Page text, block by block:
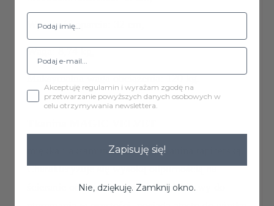
Wysokość oparcia: 32 cm,
Waga: 8,74 kg,
Maksymalna waga obciążenia: 120 kg.
miękka i aksamitna w dotyku tkaniną tapicerską.
Charakteryzuje się wysoką odpornością na
ścieranie oraz mechacenie.Materiał łatwy do
Akceptuję regulamin i wyrażam zgodę na
przetwarzanie powyższych danych osobowych w
celu otrzymywania newslettera.
Zapisuję się!
Nie, dziękuję. Zamknij okno.